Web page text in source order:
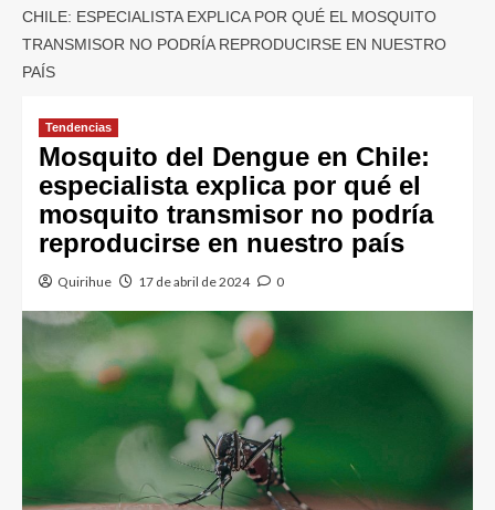
CHILE: ESPECIALISTA EXPLICA POR QUÉ EL MOSQUITO
TRANSMISOR NO PODRÍA REPRODUCIRSE EN NUESTRO
PAÍS
Tendencias
Mosquito del Dengue en Chile:
especialista explica por qué el
mosquito transmisor no podría
reproducirse en nuestro país
Quirihue 17 de abril de 2024 0